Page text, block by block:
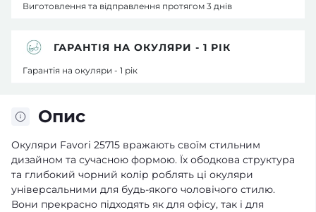
Опис
Окуляри Favori 25715 вражають своїм стильним
дизайном та сучасною формою. Їх ободкова структура
та глибокий чорний колір роблять ці окуляри
універсальними для будь-якого чоловічого стилю.
Вони прекрасно підходять як для офісу, так і для
Виготовлення та відправлення протягом 3 днів
ГАРАНТІЯ НА ОКУЛЯРИ - 1 РІК
Гарантія на окуляри - 1 рік